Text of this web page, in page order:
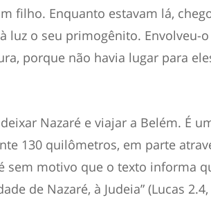
filho. Enquanto estavam lá,
luz o seu primogênito. Envolveu-
porque não havia lugar para
Nazaré e viajar a Belém. É
130 quilômetros, em parte
sem motivo que o texto informa
de Nazaré, à Judeia” (Lucas 2.4,